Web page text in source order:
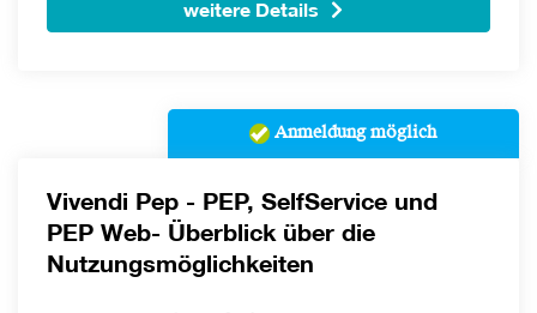
weitere Details
Anmeldung möglich
Vivendi Pep - PEP, SelfService und
PEP Web- Überblick über die
Nutzungsmöglichkeiten